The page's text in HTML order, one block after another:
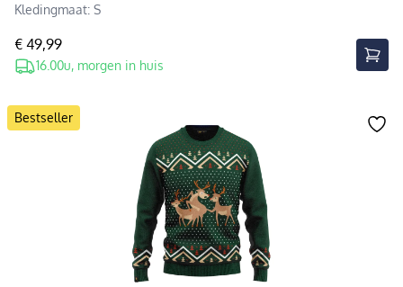
Kledingmaat: S
€ 49,99
16.00u, morgen in huis
Bestseller